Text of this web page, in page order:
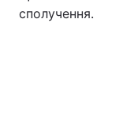
сполучення.